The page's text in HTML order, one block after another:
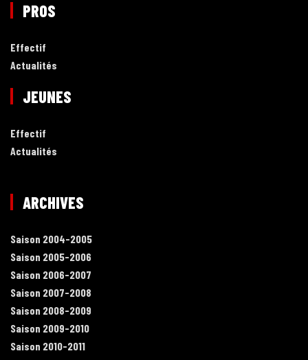
PROS
Effectif
Actualités
JEUNES
Effectif
Actualités
ARCHIVES
Saison 2004-2005
Saison 2005-2006
Saison 2006-2007
Saison 2007-2008
Saison 2008-2009
Saison 2009-2010
Saison 2010-2011